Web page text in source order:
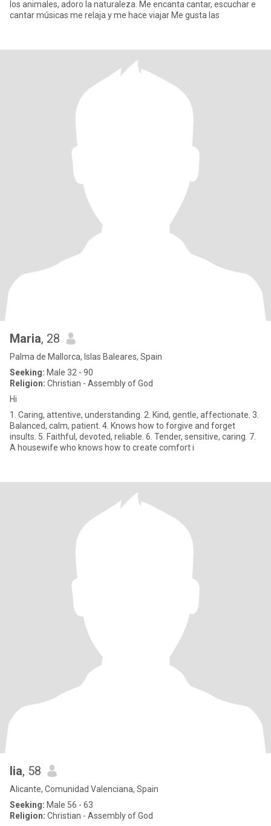
los animales, adoro la naturaleza. Me encanta cantar, escuchar e
cantar músicas me relaja y me hace viajar Me gusta las
Maria, 28
Palma de Mallorca, Islas Baleares, Spain
Seeking: Male 32 - 90
Religion: Christian - Assembly of God
Hi
1. Caring, attentive, understanding. 2. Kind, gentle, affectionate. 3.
Balanced, calm, patient. 4. Knows how to forgive and forget
insults. 5. Faithful, devoted, reliable. 6. Tender, sensitive, caring. 7.
A housewife who knows how to create comfort i
lia, 58
Alicante, Comunidad Valenciana, Spain
Seeking: Male 56 - 63
Religion: Christian - Assembly of God